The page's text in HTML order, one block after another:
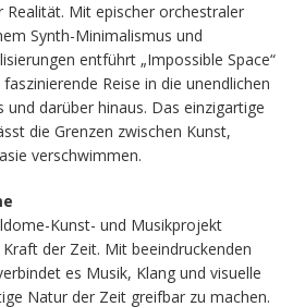
Realität. Mit epischer orchestraler
Synth-Minimalismus und
entführt „Impossible Space“
Reise in die unendlichen
und darüber hinaus. Das einzigartige
die Grenzen zwischen Kunst,
verschwimmen.
Kunst- und Musikprojekt
der Zeit. Mit beeindruckenden
es Musik, Klang und visuelle
Natur der Zeit greifbar zu machen.